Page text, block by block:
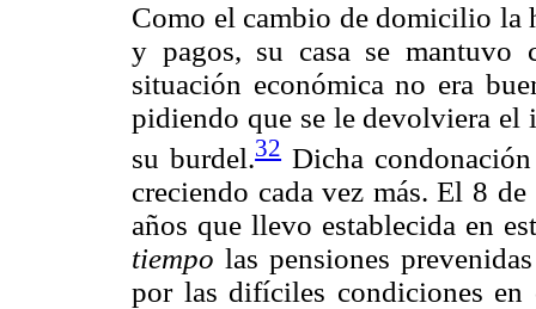
Como el cambio de domicilio la
y pagos, su casa se mantuvo
situación económica no era
pidiendo que se le devolviera el
su burdel.32Dicha
creciendo cada vez más. El 8
años que llevo establecida en
tiempo las pensiones
por las difíciles condiciones